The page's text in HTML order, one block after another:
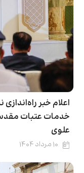
اعلام خبر
خدمات عتبات
علوی
۱۰ مرداد ۱۴۰۴